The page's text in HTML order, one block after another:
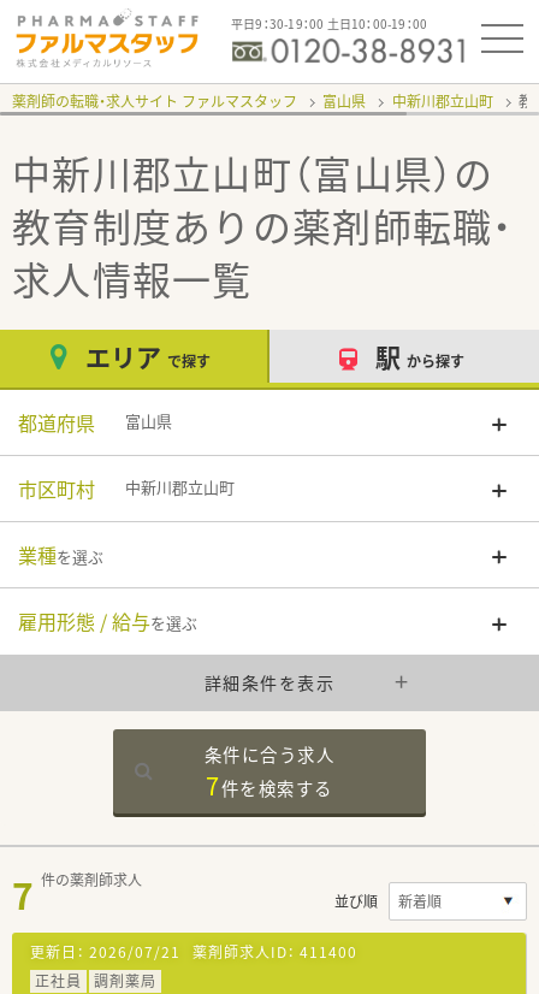
平日9：30-19：00 土日10：00-19：00
薬剤師の転職・求人サイト ファルマスタッフ 富山県 中新川郡立山町 教
中新川郡立山町（富山県）の
教育制度あり の薬剤師転職・
求人情報一覧
エリア で探す 駅 から探す
都道府県 富山県
市区町村 中新川郡立山町
業種を選ぶ
雇用形態 / 給与を選ぶ
詳細条件を表示
条件に合う求人
7件を検索する
7 件の薬剤師求人
並び順
更新日： 2026/07/21 薬剤師求人ID： 411400
正社員
調剤薬局